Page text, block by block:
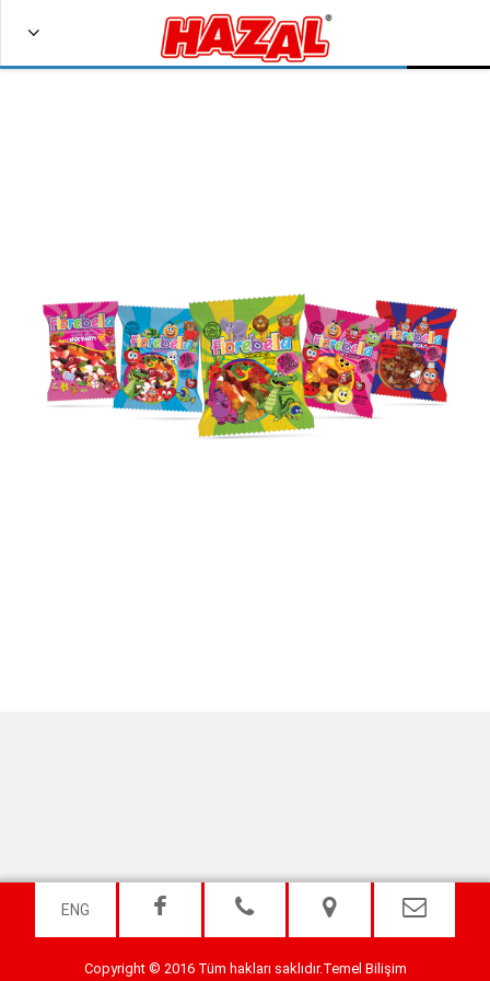
ENG
Copyright © 2016 Tüm hakları saklıdır.Temel Bilişim